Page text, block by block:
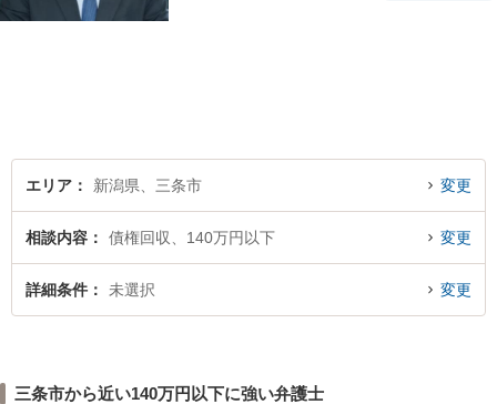
エリア 新潟県、三条市 変更
相談内容 債権回収、140万円以下 変更
詳細条件 未選択 変更
三条市から近い140万円以下に強い弁護士